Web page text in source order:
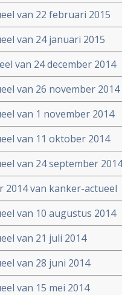
toxische middelen en
van 22 februari 2015
van 24 januari 2015
van 24 december 2014
van 26 november 2014
van 1 november 2014
van 11 oktober 2014
van 24 september 2014
2014 van kanker-actueel
van 10 augustus 2014
van 21 juli 2014
van 28 juni 2014
van 15 mei 2014